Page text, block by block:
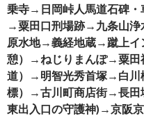
乗寺→日岡峠人馬道石碑
→粟田口刑場跡→九条山浄
原水地→義経地蔵→蹴上イ
憩）→ねじりまんぽ→粟
道）→明智光秀首塚→白川
標）→古川町商店街→長田
東出入口の守護神)→京阪